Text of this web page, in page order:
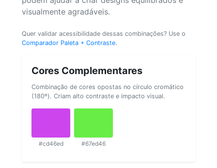
visualmente agradáveis.
Quer validar acessibilidade dessas combinações? Use o
Comparador Paleta + Contraste.
Cores Complementares
Combinação de cores opostas no círculo cromático
(180º). Criam alto contraste e impacto visual.
#cd46ed #67ed46